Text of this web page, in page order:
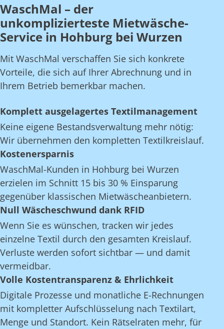
WaschMal – der
unkomplizierteste Mietwäsche-
Service in Hohburg bei Wurzen
Mit WaschMal verschaffen Sie sich konkrete
Vorteile, die sich auf Ihrer Abrechnung und in
Ihrem Betrieb bemerkbar machen.
Komplett ausgelagertes Textilmanagement
Keine eigene Bestandsverwaltung mehr nötig:
Wir übernehmen den kompletten Textilkreislauf.
Kostenersparnis
WaschMal-Kunden in Hohburg bei Wurzen
erzielen im Schnitt 15 bis 30 % Einsparung
gegenüber klassischen Mietwäscheanbietern.
Null Wäscheschwund dank RFID
Wenn Sie es wünschen, tracken wir jedes
einzelne Textil durch den gesamten Kreislauf.
Verluste werden sofort sichtbar — und damit
vermeidbar.
Volle Kostentransparenz & Ehrlichkeit
Digitale Prozesse und monatliche E-Rechnungen
mit kompletter Aufschlüsselung nach Textilart,
Menge und Standort. Kein Rätselraten mehr, für